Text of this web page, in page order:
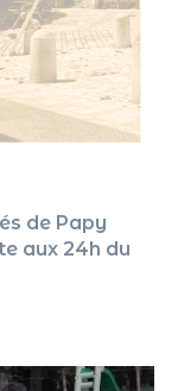
de Papy
aux 24h du